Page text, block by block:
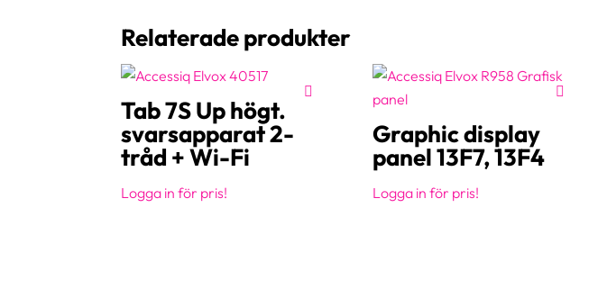
Relaterade produkter
Tab 7S Up högt.
svarsapparat 2-
tråd + Wi-Fi
Logga in för pris!
Graphic display
panel 13F7, 13F4
Logga in för pris!